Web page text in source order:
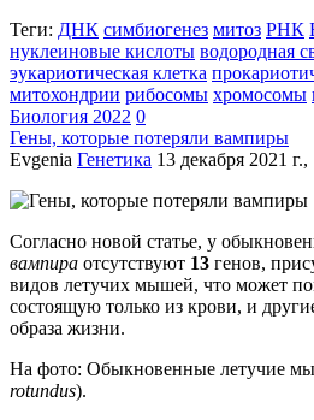
Теги: ДНК симбиогенез митоз РНК
нуклеиновые кислоты водородная
эукариотическая клетка
митохондрии рибосомы хромосомы
Биология 2022 0
Гены, которые потеряли вампиры
Evgenia Генетика 13 декабря 2021 г.,
Согласно новой статье, у
вампира отсутствуют 13 генов,
видов летучих мышей, что может
состоящую только из крови, и
образа жизни.
На фото: Обыкновенные летучие
rotundus).